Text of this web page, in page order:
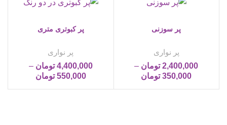
پر سوزنی
پر نواری
2,400,000 تومان –
350,000 تومان
پر کبوتری متری
پر نواری
4,400,000 تومان –
550,000 تومان